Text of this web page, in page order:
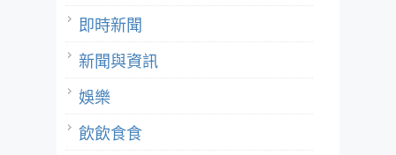
即時新聞
新聞與資訊
娛樂
飲飲食食